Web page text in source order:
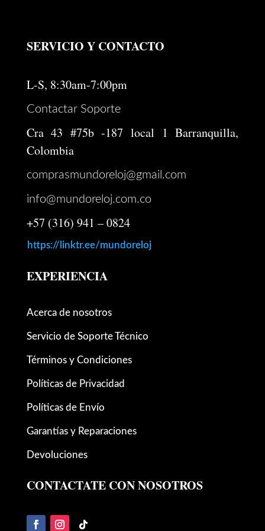
SERVICIO Y CONTACTO
L-S, 8:30am-7:00pm
Contactar Soporte
Cra 43 #75b -187 local 1 Barranquilla,
Colombia
comprasmundoreloj@gmail.com
info@mundoreloj.com.co
+57 (316) 941 – 0824
https://linktr.ee/mundoreloj
EXPERIENCIA
Acerca de nosotros
Servicio de Soporte Técnico
Términos y Condiciones
Políticas de Privacidad
Políticas de Envío
Garantías y Reparaciones
Devoluciones
CONTACTATE CON NOSOTROS